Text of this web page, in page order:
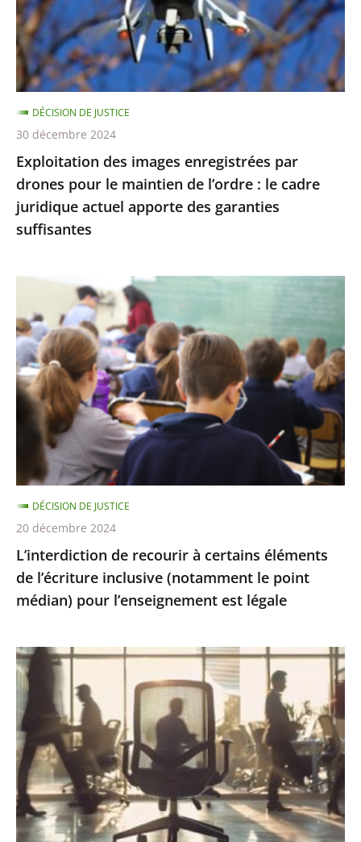
durant
qu...
drones
pour
le
maintien
de
l’ordre
:
le
cadre
juridique
actuel
des
suffisantes
Exploitation des images enregistrées par
drones pour le maintien de l’ordre : le cadre
juridique actuel apporte des garanties
suffisantes
DÉCISION DE JUSTICE
30 décembre 2024
L’interdiction
recourir
à
certains
éléments
l’écriture
inclusive
(notamment
le
point
médian)
pour
l’enseignement
légale
L’interdiction de recourir à certains éléments
de l’écriture inclusive (notamment le point
médian) pour l’enseignement est légale
DÉCISION DE JUSTICE
20 décembre 2024
Présomption
de
démission
en
cas
d’abandon
de
poste
: